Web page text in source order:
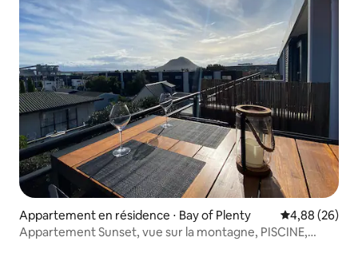
Appartement en résidence ⋅ Bay of Plenty Évaluation
4,88 (26)
Appartement Sunset, vue sur la montagne, PISCINE,